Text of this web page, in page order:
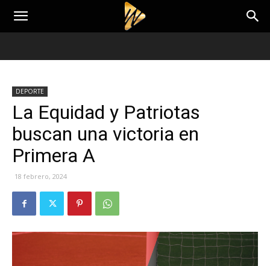
DEPORTE
La Equidad y Patriotas
buscan una victoria en
Primera A
18 febrero, 2024